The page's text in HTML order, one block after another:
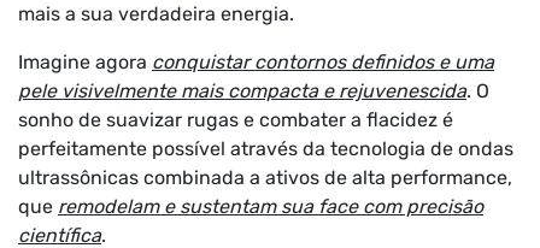
mais a sua verdadeira energia.
Imagine agora conquistar contornos definidos e uma
pele visivelmente mais compacta e rejuvenescida. O
sonho de suavizar rugas e combater a flacidez é
perfeitamente possível através da tecnologia de ondas
ultrassônicas combinada a ativos de alta performance,
que remodelam e sustentam sua face com precisão
científica.